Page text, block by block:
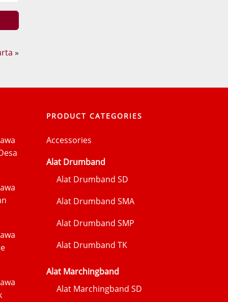
»
PRODUCT CATEGORIES
Accessories
Alat Drumband
Alat Drumband SD
Alat Drumband SMA
Alat Drumband SMP
Alat Drumband TK
Alat Marchingband
Alat Marchingband SD